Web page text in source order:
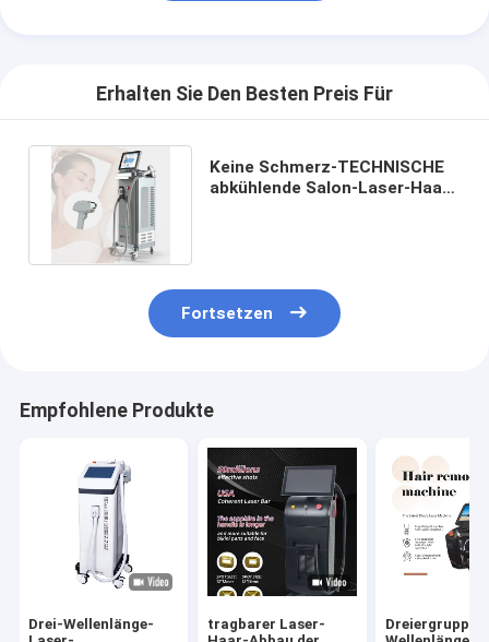
Erhalten Sie Den Besten Preis Für
Keine Schmerz-TECHNISCHE
abkühlende Salon-Laser-Haar-
Fortsetzen
Empfohlene Produkte
Drei-Wellenlänge-
tragbarer Laser-